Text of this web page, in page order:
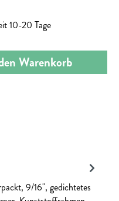
10-20 Tage
Wert ein
Warenkorb
9/16", gedichtetes